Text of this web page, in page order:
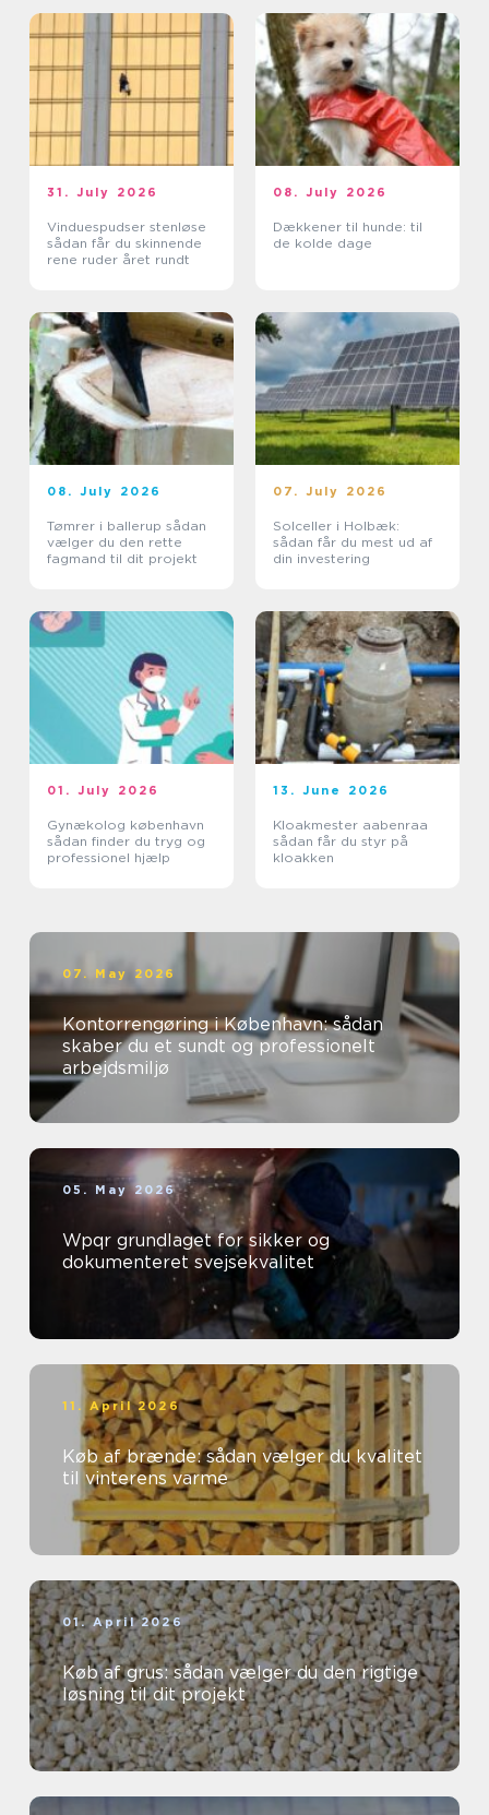
31. July 2026
Vinduespudser stenløse
sådan får du skinnende
rene ruder året rundt
08. July 2026
Dækkener til hunde: til
de kolde dage
08. July 2026
Tømrer i ballerup sådan
vælger du den rette
fagmand til dit projekt
07. July 2026
Solceller i Holbæk:
sådan får du mest ud af
din investering
01. July 2026
Gynækolog københavn
sådan finder du tryg og
professionel hjælp
13. June 2026
Kloakmester aabenraa
sådan får du styr på
kloakken
07. May 2026
Kontorrengøring i København: sådan
skaber du et sundt og professionelt
arbejdsmiljø
05. May 2026
Wpqr grundlaget for sikker og
dokumenteret svejsekvalitet
11. April 2026
Køb af brænde: sådan vælger du kvalitet
til vinterens varme
01. April 2026
Køb af grus: sådan vælger du den rigtige
løsning til dit projekt